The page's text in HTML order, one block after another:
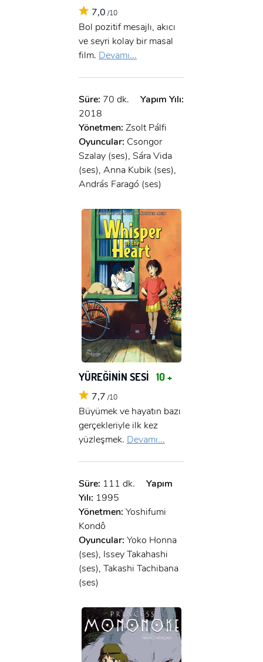
7,0 /10
Bol pozitif mesajlı, akıcı
ve seyri kolay bir masal
film. Devamı...
Süre: 70 dk.
Yapım Yılı:
2018
Yönetmen: Zsolt Pálfi
Oyuncular: Csongor
Szalay (ses), Sára Vida
(ses), Anna Kubik (ses),
András Faragó (ses)
YÜREĞİNİN SESİ 10 +
7,7 /10
Büyümek ve hayatın bazı
gerçekleriyle ilk kez
yüzleşmek. Devamı...
Süre: 111 dk.
Yapım
Yılı: 1995
Yönetmen: Yoshifumi
Kondô
Oyuncular: Yoko Honna
(ses), Issey Takahashi
(ses), Takashi Tachibana
(ses)